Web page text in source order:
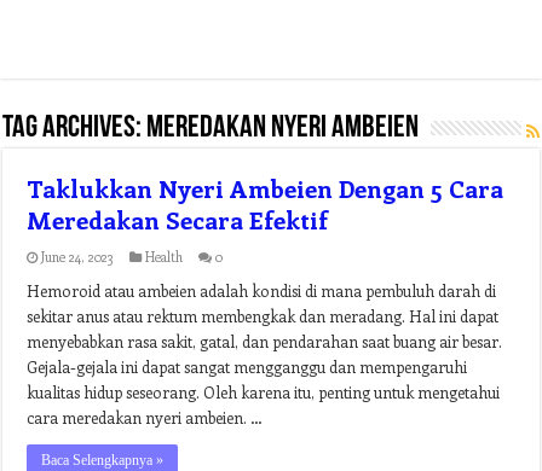
Tag Archives: meredakan nyeri ambeien
Taklukkan Nyeri Ambeien Dengan 5 Cara
Meredakan Secara Efektif
June 24, 2023 Health 0
Hemoroid atau ambeien adalah kondisi di mana pembuluh darah di
sekitar anus atau rektum membengkak dan meradang. Hal ini dapat
menyebabkan rasa sakit, gatal, dan pendarahan saat buang air besar.
Gejala-gejala ini dapat sangat mengganggu dan mempengaruhi
kualitas hidup seseorang. Oleh karena itu, penting untuk mengetahui
cara meredakan nyeri ambeien. …
Baca Selengkapnya »